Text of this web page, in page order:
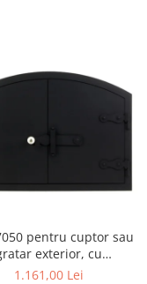
pentru cuptor sau
exterior, cu
70 x 50 cm
1.161,00 Lei